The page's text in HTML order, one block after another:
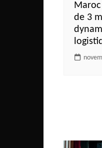
de 3